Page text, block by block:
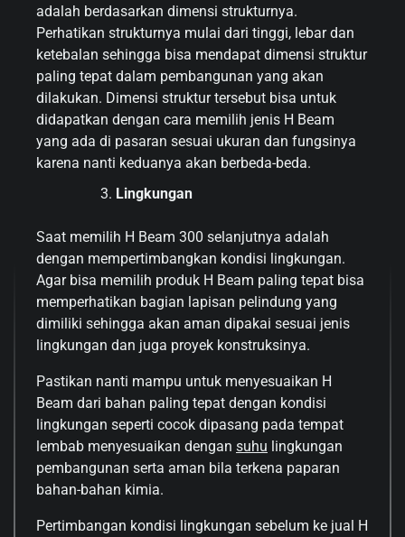
adalah berdasarkan dimensi strukturnya.
Perhatikan strukturnya mulai dari tinggi, lebar dan
ketebalan sehingga bisa mendapat dimensi struktur
paling tepat dalam pembangunan yang akan
dilakukan. Dimensi struktur tersebut bisa untuk
didapatkan dengan cara memilih jenis H Beam
yang ada di pasaran sesuai ukuran dan fungsinya
karena nanti keduanya akan berbeda-beda.
Lingkungan
Saat memilih H Beam 300 selanjutnya adalah
dengan mempertimbangkan kondisi lingkungan.
Agar bisa memilih produk H Beam paling tepat bisa
memperhatikan bagian lapisan pelindung yang
dimiliki sehingga akan aman dipakai sesuai jenis
lingkungan dan juga proyek konstruksinya.
Pastikan nanti mampu untuk menyesuaikan H
Beam dari bahan paling tepat dengan kondisi
lingkungan seperti cocok dipasang pada tempat
lembab menyesuaikan dengan suhu lingkungan
pembangunan serta aman bila terkena paparan
bahan-bahan kimia.
Pertimbangan kondisi lingkungan sebelum ke jual H